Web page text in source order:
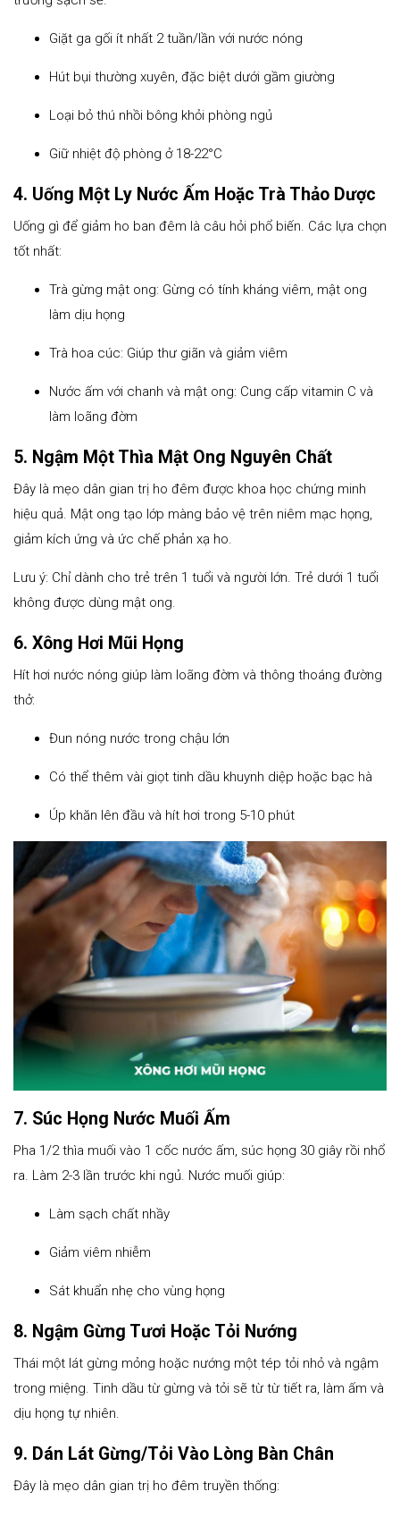
Giặt ga gối ít nhất 2 tuần/lần với nước nóng
Hút bụi thường xuyên, đặc biệt dưới gầm giường
Loại bỏ thú nhồi bông khỏi phòng ngủ
Giữ nhiệt độ phòng ở 18-22°C
4. Uống Một Ly Nước Ấm Hoặc Trà Thảo Dược
Uống gì để giảm ho ban đêm là câu hỏi phổ biến. Các lựa chọn
tốt nhất:
Trà gừng mật ong: Gừng có tính kháng viêm, mật ong
làm dịu họng
Trà hoa cúc: Giúp thư giãn và giảm viêm
Nước ấm với chanh và mật ong: Cung cấp vitamin C và
làm loãng đờm
5. Ngậm Một Thìa Mật Ong Nguyên Chất
Đây là mẹo dân gian trị ho đêm được khoa học chứng minh
hiệu quả. Mật ong tạo lớp màng bảo vệ trên niêm mạc họng,
giảm kích ứng và ức chế phản xạ ho.
Lưu ý: Chỉ dành cho trẻ trên 1 tuổi và người lớn. Trẻ dưới 1 tuổi
không được dùng mật ong.
6. Xông Hơi Mũi Họng
Hít hơi nước nóng giúp làm loãng đờm và thông thoáng đường
thở:
Đun nóng nước trong chậu lớn
Có thể thêm vài giọt tinh dầu khuynh diệp hoặc bạc hà
Úp khăn lên đầu và hít hơi trong 5-10 phút
7. Súc Họng Nước Muối Ấm
Pha 1/2 thìa muối vào 1 cốc nước ấm, súc họng 30 giây rồi nhổ
ra. Làm 2-3 lần trước khi ngủ. Nước muối giúp:
Làm sạch chất nhầy
Giảm viêm nhiễm
Sát khuẩn nhẹ cho vùng họng
8. Ngậm Gừng Tươi Hoặc Tỏi Nướng
Thái một lát gừng mỏng hoặc nướng một tép tỏi nhỏ và ngậm
trong miệng. Tinh dầu từ gừng và tỏi sẽ từ từ tiết ra, làm ấm và
dịu họng tự nhiên.
9. Dán Lát Gừng/Tỏi Vào Lòng Bàn Chân
Đây là mẹo dân gian trị ho đêm truyền thống: